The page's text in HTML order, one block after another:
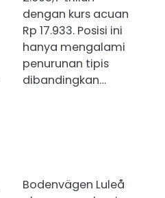
dengan kurs acuan
Rp 17.933. Posisi ini
hanya mengalami
penurunan tipis
dibandingkan…
Bodenvägen Luleå